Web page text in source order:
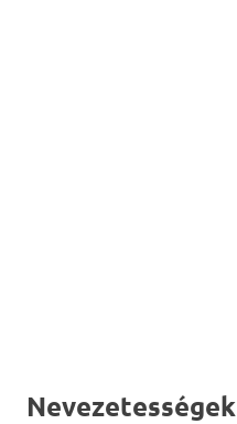
Nevezetességek